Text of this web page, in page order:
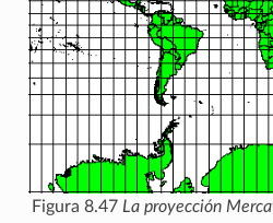
Figura 8.47 La proyección